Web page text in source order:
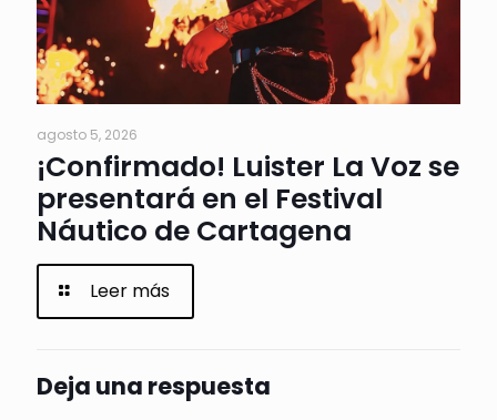
agosto 5, 2026
¡Confirmado! Luister La Voz se
presentará en el Festival
Náutico de Cartagena
Leer más
Deja una respuesta